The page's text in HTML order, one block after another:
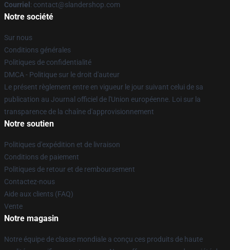
Courriel : contact@slandershop.com
Notre société
Sur nous
Conditions générales
Politiques de confidentialité
DMCA - Politique sur le droit d'auteur
Le présent règlement entre en vigueur le jour suivant celui de sa
publication au Journal officiel de l'Union européenne. Loi sur la
transparence de la chaîne d'approvisionnement
Notre soutien
Politiques d'expédition et de livraison
Conditions de paiement
Politiques de retour et de remboursement
Contactez-nous
Aide aux clients (FAQ)
Vente
Notre magasin
Notre équipe de classe mondiale a conçu ces produits de haute